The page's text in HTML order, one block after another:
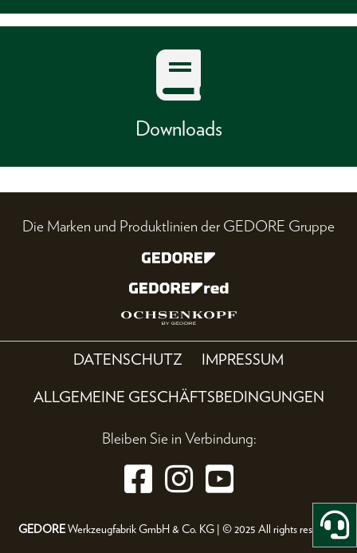
Downloads
Die Marken und Produktlinien der GEDORE Gruppe
DATENSCHUTZ IMPRESSUM
ALLGEMEINE GESCHÄFTSBEDINGUNGEN
Bleiben Sie in Verbindung:
GEDOREWerkzeugfabrik GmbH & Co. KG | © 2025 All rights reserved.